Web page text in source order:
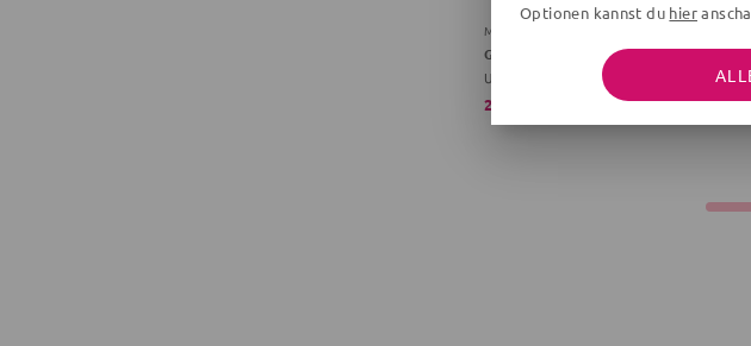
MÜSLI BY GREEN COTTON
Green Cotton Kapuzenhandtuch grau Onesize Baby
Unifarben
25,90 €
Optionen kannst du hier